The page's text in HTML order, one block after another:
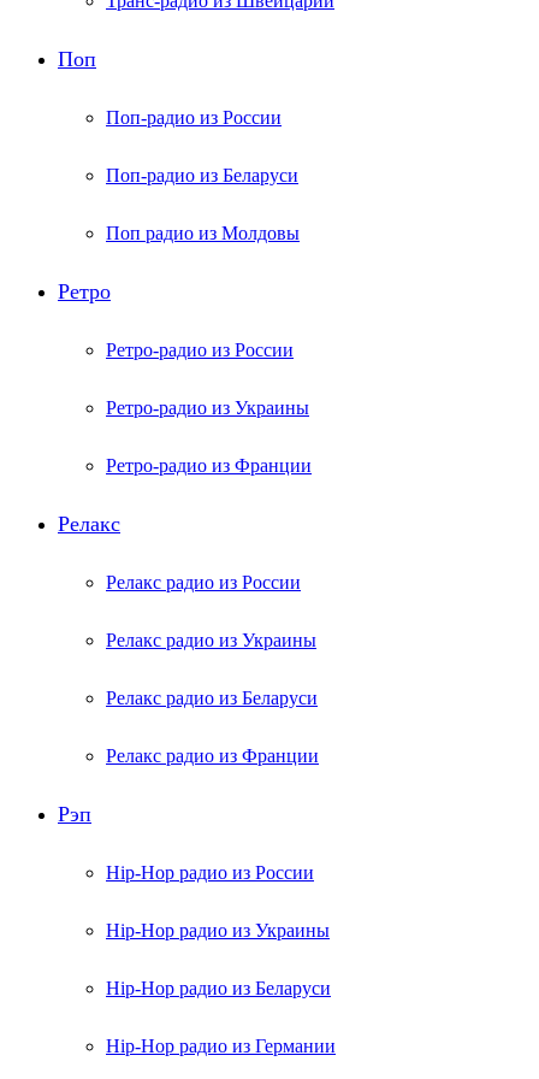
Поп
Поп-радио из России
Поп-радио из Беларуси
Поп радио из Молдовы
Ретро
Ретро-радио из России
Ретро-радио из Украины
Ретро-радио из Франции
Релакс
Релакс радио из России
Релакс радио из Украины
Релакс радио из Беларуси
Релакс радио из Франции
Рэп
Hip-Hop радио из России
Hip-Hop радио из Украины
Hip-Hop радио из Беларуси
Hip-Hop радио из Германии